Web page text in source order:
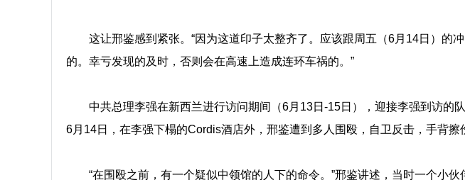
这让邢鉴感到紧张。“因为这道印子太整齐了。应该跟周五（6月14日）的
的。幸亏发现的及时，否则会在高速上造成连环车祸的。”
中共总理李强在新西兰进行访问期间（6月13日-15日），迎接李强到访的
6月14日，在李强下榻的Cordis酒店外，邢鉴遭到多人围殴，自卫反击，手背擦
“在围殴之前，有一个疑似中领馆的人下的命令。”邢鉴讲述，当时一个小